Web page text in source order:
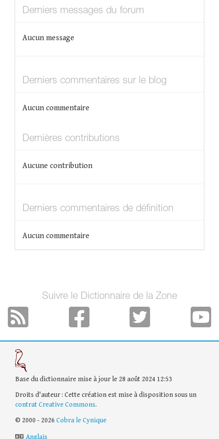
Derniers messages du forum
Aucun message
Derniers commentaires sur le blog
Aucun commentaire
Dernières contributions
Aucune contribution
Derniers commentaires de définition
Aucun commentaire
Suivre le Dictionnaire de la Zone
Base du dictionnaire mise à jour le 28 août 2024 12:53
Droits d'auteur : Cette création est mise à disposition sous un
contrat Creative Commons.
© 2000 - 2026 Cobra le Cynique
Anglais